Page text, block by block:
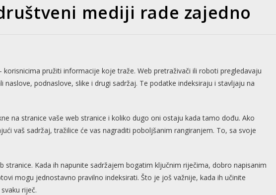
mediji rade zajedno
pružiti informacije koje traže. Web pretraživači ili roboti pregledavaju
naslove, podnaslove, slike i drugi sadržaj. Te podatke indeksiraju i stavljaju na
na stranice vaše web stranice i koliko dugo oni ostaju kada tamo dođu. Ako
vaš sadržaj, tražilice će vas nagraditi poboljšanim rangiranjem. To, sa svoje
stranice. Kada ih napunite sadržajem bogatim ključnim riječima, dobro napisanim
mogu jednostavno pravilno indeksirati. Što je još važnije, kada ih učinite
riječ.